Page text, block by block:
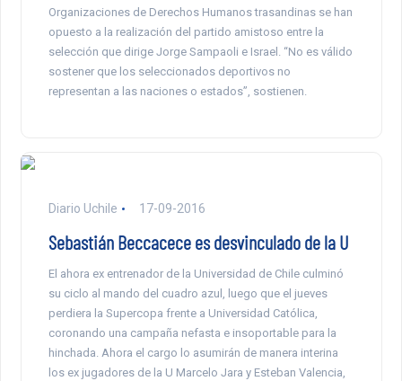
Organizaciones de Derechos Humanos trasandinas se han
opuesto a la realización del partido amistoso entre la
selección que dirige Jorge Sampaoli e Israel. “No es válido
sostener que los seleccionados deportivos no
representan a las naciones o estados”, sostienen.
Diario Uchile 17-09-2016
Sebastián Beccacece es desvinculado de la U
El ahora ex entrenador de la Universidad de Chile culminó
su ciclo al mando del cuadro azul, luego que el jueves
perdiera la Supercopa frente a Universidad Católica,
coronando una campaña nefasta e insoportable para la
hinchada. Ahora el cargo lo asumirán de manera interina
los ex jugadores de la U Marcelo Jara y Esteban Valencia,